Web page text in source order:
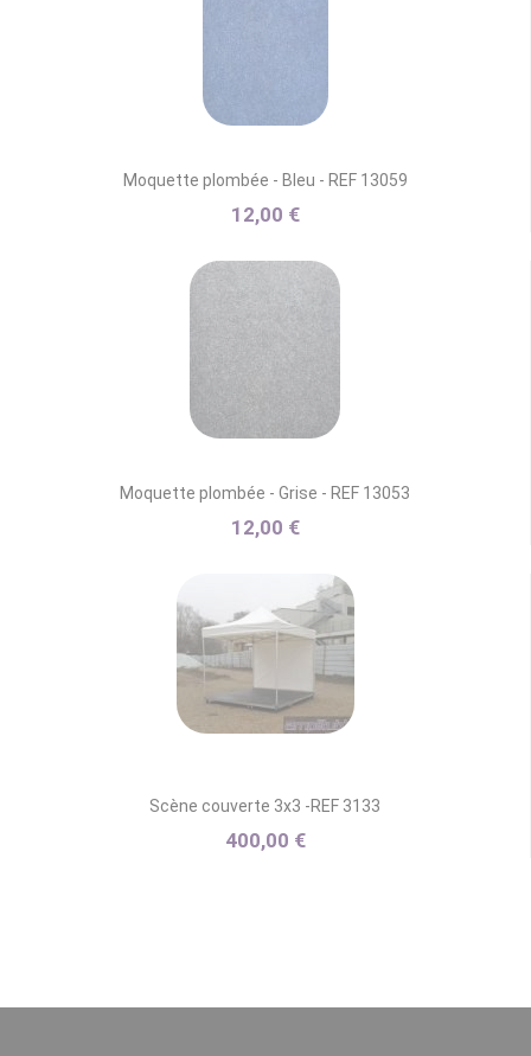
Moquette plombée - Bleu - REF 13059
12,00 €
Moquette plombée - Grise - REF 13053
12,00 €
Scène couverte 3x3 -REF 3133
400,00 €